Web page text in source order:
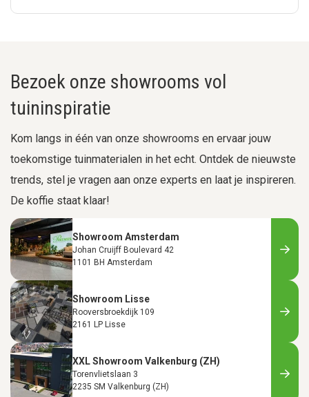
Bezoek onze showrooms vol
tuininspiratie
Kom langs in één van onze showrooms en ervaar jouw
toekomstige tuinmaterialen in het echt. Ontdek de nieuwste
trends, stel je vragen aan onze experts en laat je inspireren.
De koffie staat klaar!
Showroom Amsterdam
Johan Cruijff Boulevard 42
1101 BH Amsterdam
Showroom Lisse
Rooversbroekdijk 109
2161 LP Lisse
XXL Showroom Valkenburg (ZH)
Torenvlietslaan 3
2235 SM Valkenburg (ZH)